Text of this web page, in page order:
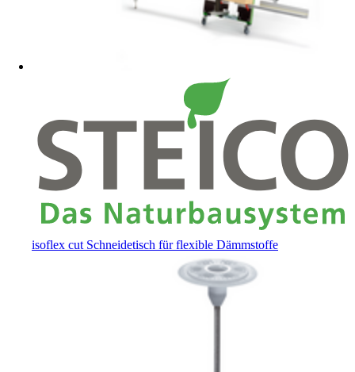
isoflex cut Schneidetisch für flexible Dämmstoffe